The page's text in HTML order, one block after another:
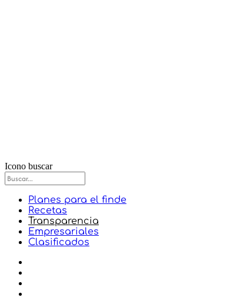
Icono buscar
Planes para el finde
Recetas
Transparencia
Empresariales
Clasificados